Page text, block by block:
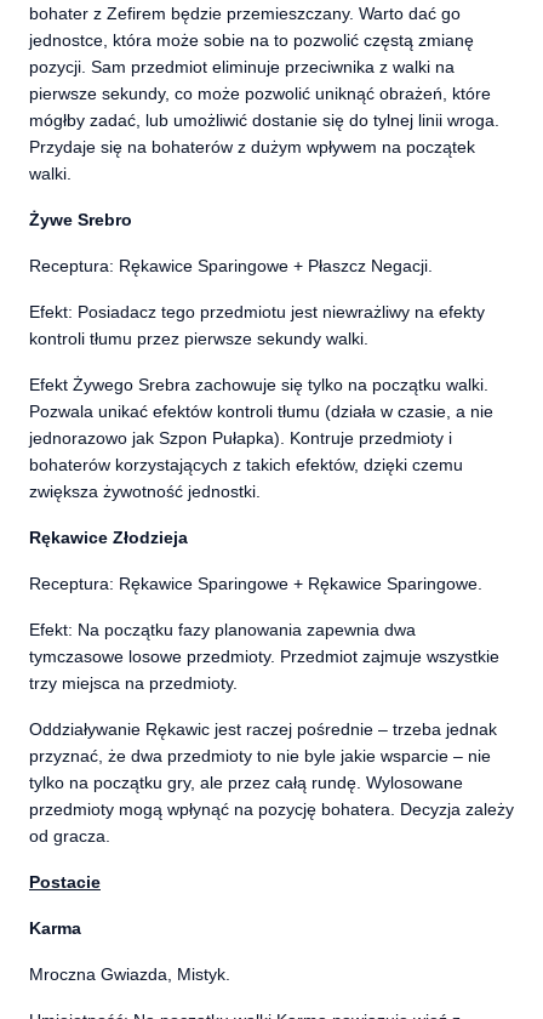
bohater z Zefirem będzie przemieszczany. Warto dać go
jednostce, która może sobie na to pozwolić częstą zmianę
pozycji. Sam przedmiot eliminuje przeciwnika z walki na
pierwsze sekundy, co może pozwolić uniknąć obrażeń, które
mógłby zadać, lub umożliwić dostanie się do tylnej linii wroga.
Przydaje się na bohaterów z dużym wpływem na początek
walki.
Żywe Srebro
Receptura: Rękawice Sparingowe + Płaszcz Negacji.
Efekt: Posiadacz tego przedmiotu jest niewrażliwy na efekty
kontroli tłumu przez pierwsze sekundy walki.
Efekt Żywego Srebra zachowuje się tylko na początku walki.
Pozwala unikać efektów kontroli tłumu (działa w czasie, a nie
jednorazowo jak Szpon Pułapka). Kontruje przedmioty i
bohaterów korzystających z takich efektów, dzięki czemu
zwiększa żywotność jednostki.
Rękawice Złodzieja
Receptura: Rękawice Sparingowe + Rękawice Sparingowe.
Efekt: Na początku fazy planowania zapewnia dwa
tymczasowe losowe przedmioty. Przedmiot zajmuje wszystkie
trzy miejsca na przedmioty.
Oddziaływanie Rękawic jest raczej pośrednie – trzeba jednak
przyznać, że dwa przedmioty to nie byle jakie wsparcie – nie
tylko na początku gry, ale przez całą rundę. Wylosowane
przedmioty mogą wpłynąć na pozycję bohatera. Decyzja zależy
od gracza.
Postacie
Karma
Mroczna Gwiazda, Mistyk.